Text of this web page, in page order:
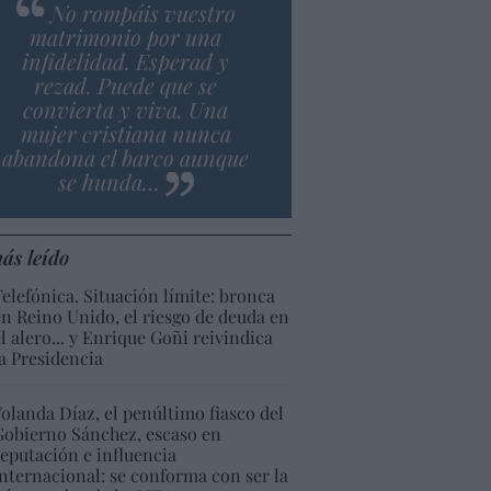
No rompáis vuestro
matrimonio por una
infidelidad. Esperad y
rezad. Puede que se
convierta y viva. Una
mujer cristiana nunca
abandona el barco aunque
se hunda…
leído
Situación límite: bronca
Reino Unido, el riesgo de deuda en
alero... y Enrique Goñi reivindica
Presidencia
Díaz, el penúltimo fiasco del
Sánchez, escaso en
e influencia
se conforma con ser la